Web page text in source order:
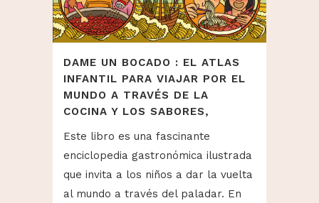
DAME UN BOCADO : EL ATLAS
INFANTIL PARA VIAJAR POR EL
MUNDO A TRAVÉS DE LA
COCINA Y LOS SABORES,
Este libro es una fascinante
enciclopedia gastronómica ilustrada
que invita a los niños a dar la vuelta
al mundo a través del paladar. En